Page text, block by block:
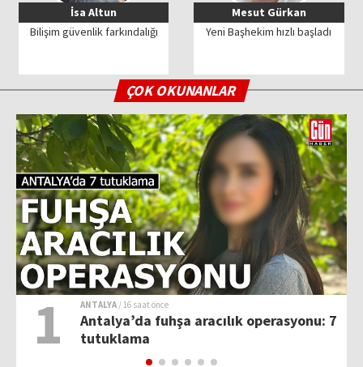
İsa Altun
Bilişim güvenlik farkındalığı
Mesut Gürkan
Yeni Başhekim hızlı başladı
ÇOK OKUNANLAR
1 ANTALYA / 16 saat önce
Antalya’da fuhşa aracılık operasyonu: 7
tutuklama